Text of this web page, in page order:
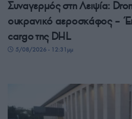
Συναγερμός στη Λειψία:
ουκρανικό αεροσκάφος –
cargo της DHL
5/08/2026 - 12:31μμ